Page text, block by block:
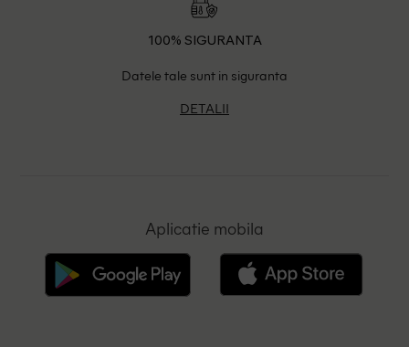
100% SIGURANTA
Datele tale sunt in siguranta
DETALII
Aplicatie mobila